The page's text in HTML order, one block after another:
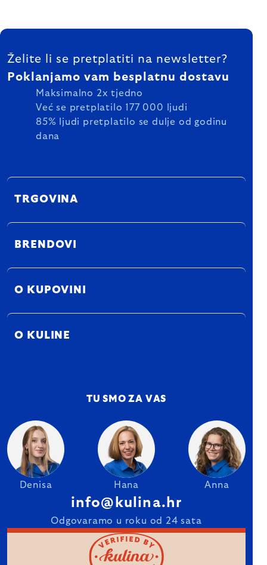
FOOTER
Želite li se pretplatiti na newsletter?
Poklanjamo vam besplatnu dostavu
Maksimalno 2x tjedno
Već se pretplatilo 177 000 ljudi
85% ljudi pretplatilo se dulje od godinu
dana
TRGOVINA
BRENDOVI
O KUPOVINI
O KULINE
TU SMO ZA VAS
Denisa Hana Anna
info@kulina.hr
Odgovaramo u roku od 24 sata